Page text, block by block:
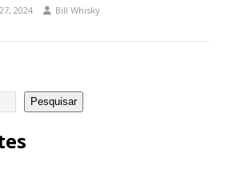
2024 Bill Whisky
Pesquisar